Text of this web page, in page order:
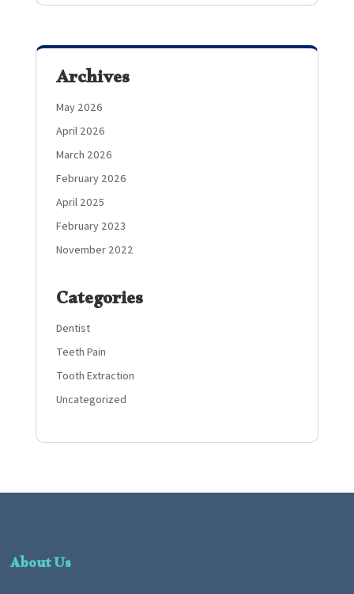
Archives
May 2026
April 2026
March 2026
February 2026
April 2025
February 2023
November 2022
Categories
Dentist
Teeth Pain
Tooth Extraction
Uncategorized
About Us